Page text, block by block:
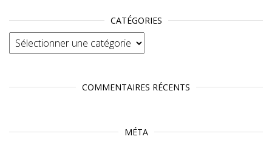
CATÉGORIES
Catégories
COMMENTAIRES RÉCENTS
MÉTA